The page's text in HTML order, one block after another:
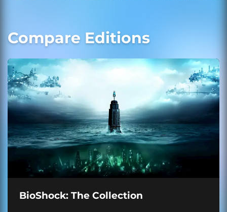
Compare Editions
BioShock: The Collection